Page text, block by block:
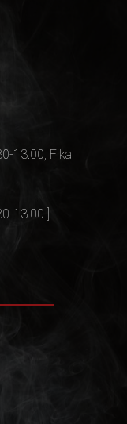
13.00, Fika
13.00 ]